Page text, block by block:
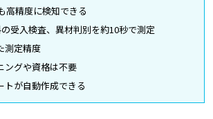
高精度に検知できる
受入検査、異材判別を約10秒で測定
測定精度
ングや資格は不要
トが自動作成できる